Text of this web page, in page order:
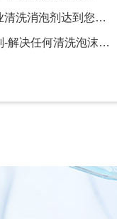
深圳清洗行业—工业清洗消泡剂达到您的要求吗
广西工业清洗消泡剂-解决任何清洗泡沫难题